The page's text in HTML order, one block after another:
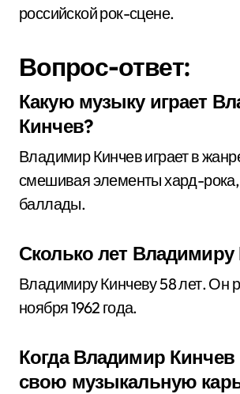
российской рок-сцене.
Вопрос-ответ:
Какую музыку играет
Кинчев?
Владимир Кинчев играет в
смешивая элементы хард-
баллады.
Сколько лет Владимиру
Владимиру Кинчеву 58 лет. Он
ноября 1962 года.
Когда Владимир Кинчев
свою музыкальную